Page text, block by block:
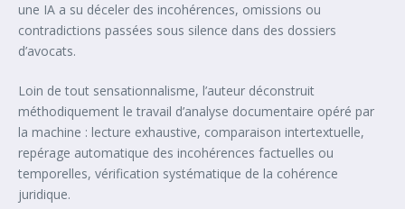
une IA a su déceler des incohérences, omissions ou
contradictions passées sous silence dans des dossiers
d’avocats.
Loin de tout sensationnalisme, l’auteur déconstruit
méthodiquement le travail d’analyse documentaire opéré par
la machine : lecture exhaustive, comparaison intertextuelle,
repérage automatique des incohérences factuelles ou
temporelles, vérification systématique de la cohérence
juridique.